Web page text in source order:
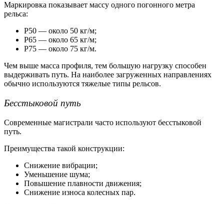
Маркировка показывает массу одного погонного метра
рельса:
Р50 — около 50 кг/м;
Р65 — около 65 кг/м;
Р75 — около 75 кг/м.
Чем выше масса профиля, тем большую нагрузку способен
выдерживать путь. На наиболее загруженных направлениях
обычно используются тяжелые типы рельсов.
Бесстыковой путь
Современные магистрали часто используют бесстыковой
путь.
Преимущества такой конструкции:
Снижение вибрации;
Уменьшение шума;
Повышение плавности движения;
Снижение износа колесных пар.